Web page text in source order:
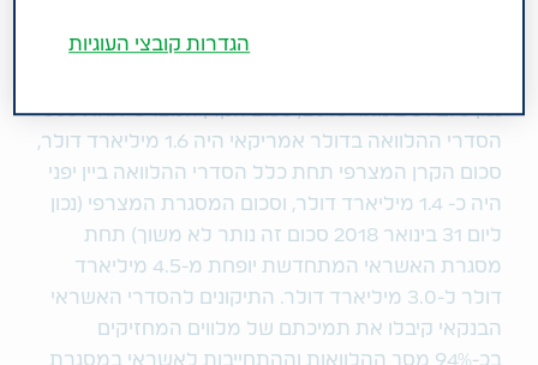
במסגרות האשראי שלנו ובניהול מבנה ההון של החברה."
נכון ליום 31 בינואר 2018, סכום הקרן המצרפי תחת כלל
הסדרי ההלוואה בדולר אמריקאי היה 1.6 מיליארד דולר,
סכום הקרן המצרפי תחת כלל הסדרי ההלוואה ביין יפני
היה כ- 1.4 מיליארד דולר, וסכום המסגרת המצרפי (נכון
ליום 31 בינואר 2018 סכום זה נותר לא משוך) תחת
מסגרת האשראי המתחדשת יופחת מ-4.5 מיליארד
דולר ל-3.0 מיליארד דולר. התיקונים להסדרי האשראי
הבנקאי קיבלו את תמיכתם של מלווים המחזיקים
בכ-94% מסך ההלוואות וההתחייבות לאשראי במסגרת
הגדרות קובצי העוגיות